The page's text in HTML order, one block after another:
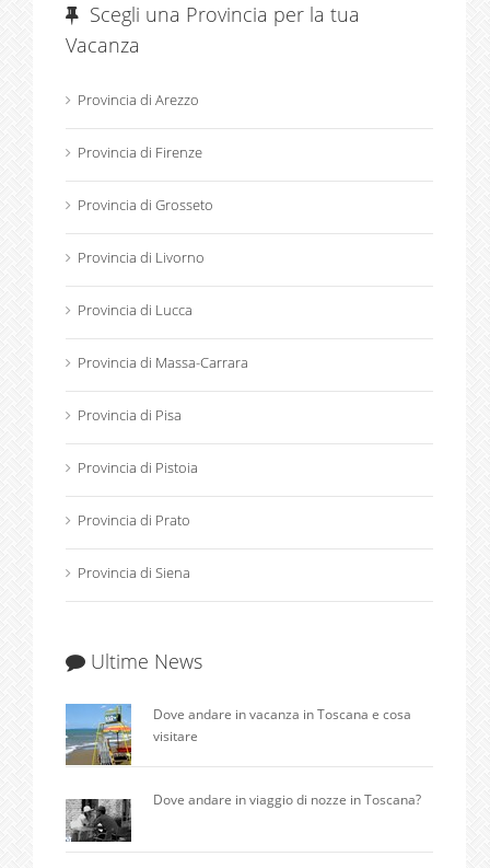
Scegli una Provincia per la tua
Vacanza
Provincia di Arezzo
Provincia di Firenze
Provincia di Grosseto
Provincia di Livorno
Provincia di Lucca
Provincia di Massa-Carrara
Provincia di Pisa
Provincia di Pistoia
Provincia di Prato
Provincia di Siena
Ultime News
Dove andare in vacanza in Toscana e cosa
visitare
Dove andare in viaggio di nozze in Toscana?